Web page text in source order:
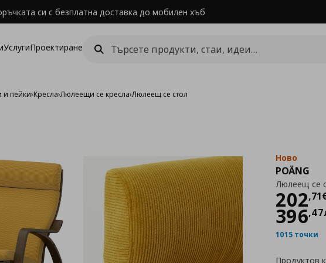
си с безплатна доставка до мобилен хъб
УслугиПроектиране
и пейки›Кресла›Люлеещи се кресла›Люлеещ се стол
Ново
POÄNG
Люлеещ се
202,71
396,47
1015 точки
Продуктов